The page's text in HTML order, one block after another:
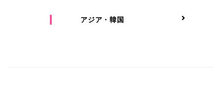
アジア・韓国